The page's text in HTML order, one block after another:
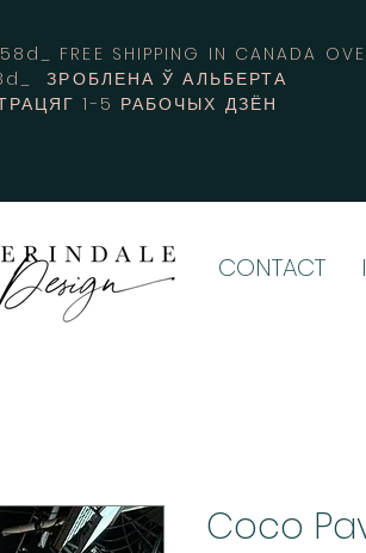
FREE SHIPPING IN CANADA
ЗРОБЛЕНА Ў АЛЬБЕРТА
1-5 РАБОЧЫХ ДЗЁН
CONTACT
Coco